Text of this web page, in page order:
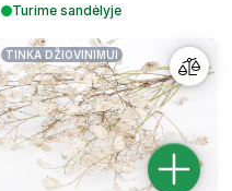
Turime sandėlyje
TINKA DŽIOVINIMUI